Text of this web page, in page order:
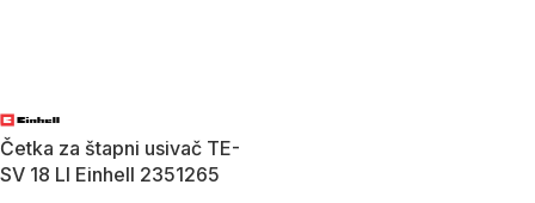
Četka za štapni usivač TE-
SV 18 LI Einhell 2351265